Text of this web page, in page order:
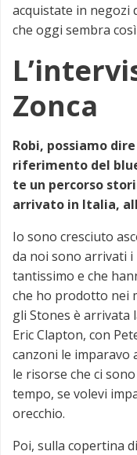
acquistate in negozi
che oggi sembra
Zonca
Robi, possiamo
riferimento del
te un percorso
arrivato in Italia,
Io sono cresciuto
da noi sono arrivati i
tantissimo e che
che ho prodotto nei
gli Stones è arrivata
Eric Clapton, con
canzoni le imparavo
le risorse che ci
tempo, se volevi
orecchio.
Poi, sulla copertina